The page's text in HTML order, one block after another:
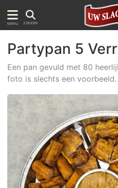
MENU ZOEKEN
Partypan 5
Een pan gevuld met 80
foto is slechts een voorbeeld.